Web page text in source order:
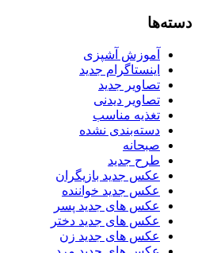
دسته‌ها
آموزش آشپزی
اینستاگرام جدید
تصاویر جدید
تصاویر دیدنی
تغذیه مناسب
دسته‌بندی نشده
صبحانه
طرح جدید
عکس جدید بازیگران
عکس جدید خواننده
عکس های جدید پسر
عکس های جدید دختر
عکس های جدید زن